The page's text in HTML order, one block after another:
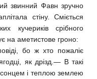
звинний Фавн зручно
стіну. Сміється
кучериків срібного
на аметистове гроно:
бо ж хто пожаліє
як дрізд.— В такі
сонцем і теплою землею